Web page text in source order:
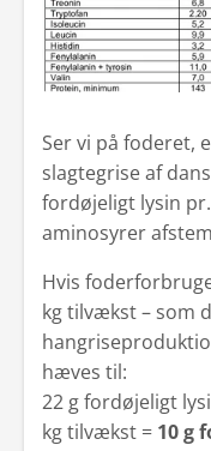
Ser vi på foderet,
slagtegrise af
fordøjeligt lysin
aminosyrer
Hvis
kg tilvækst – som
hæves til:
22 g fordøjeligt
kg tilvækst = 10g